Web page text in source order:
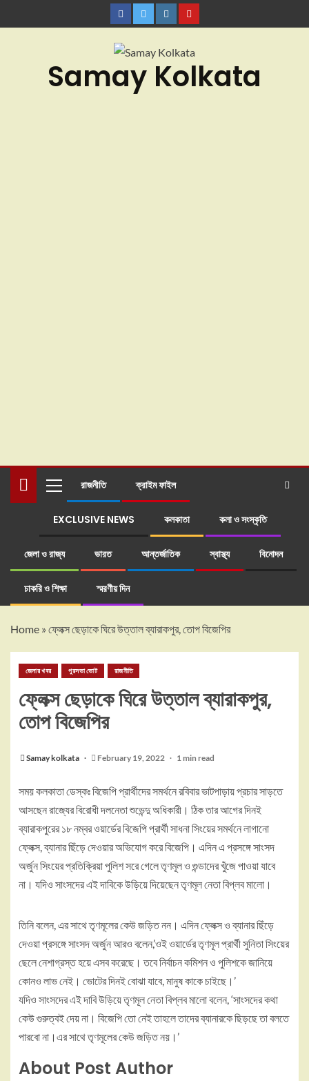
Samay Kolkata
রাজনীতি ক্রাইম ফাইল
EXCLUSIVE NEWS কলকাতা কলা ও সংস্কৃতি
জেলা ও রাজ্য ভারত আন্তর্জাতিক স্বাস্থ্য বিনোদন
চাকরি ও শিক্ষা স্মরণীয় দিন
Home » ফ্লেক্স ছেড়াকে ঘিরে উত্তাল ব্যারাকপুর, তোপ বিজেপির
জেলার খবর পুরসভা ভোট রাজনীতি
ফ্লেক্স ছেড়াকে ঘিরে উত্তাল ব্যারাকপুর,
তোপ বিজেপির
Samay kolkata February 19, 2022 1 min read
সময় কলকাতা ডেস্কঃ বিজেপি প্রার্থীদের সমর্থনে রবিবার ভাটপাড়ায় প্রচার সাড়তে
আসছেন রাজ্যের বিরোধী দলনেতা শুভেন্দু অধিকারী। ঠিক তার আগের দিনই
ব্যারাকপুরের ১৮ নম্বর ওয়ার্ডের বিজেপি প্রার্থী সাধনা সিংয়ের সমর্থনে লাগানো
ফ্লেক্স, ব্যানার ছিঁড়ে দেওয়ার অভিযোগ করে বিজেপি। এদিন এ প্রসঙ্গে সাংসদ
অর্জুন সিংয়ের প্রতিক্রিয়া পুলিশ সরে গেলে তৃণমূল ও গুন্ডাদের খুঁজে পাওয়া যাবে
না। যদিও সাংসদের এই দাবিকে উড়িয়ে দিয়েছেন তৃণমূল নেতা বিপ্লব মালো।
তিনি বলেন, এর সাথে তৃণমূলের কেউ জড়িত নন। এদিন ফ্লেক্স ও ব্যানার ছিঁড়ে
দেওয়া প্রসঙ্গে সাংসদ অর্জুন আরও বলেন,’ওই ওয়ার্ডের তৃণমূল প্রার্থী সুনিতা সিংয়ের
ছেলে নেশাগ্রস্ত হয়ে এসব করেছে। তবে নির্বাচন কমিশন ও পুলিশকে জানিয়ে
কোনও লাভ নেই। ভোটের দিনই বোঝা যাবে, মানুষ কাকে চাইছে।’
যদিও সাংসদের এই দাবি উড়িয়ে তৃণমূল নেতা বিপ্লব মালো বলেন, ‘সাংসদের কথা
কেউ গুরুত্বই দেয় না। বিজেপি তো নেই তাহলে তাদের ব্যানারকে ছিড়ছে তা বলতে
পারবো না।এর সাথে তৃণমূলের কেউ জড়িত নয়।’
About Post Author